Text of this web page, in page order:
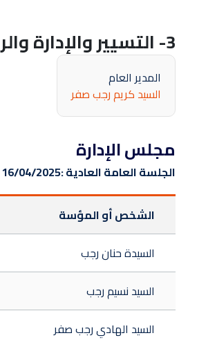
3- التسيير والإدارة والرقابة
المدير العام
السيد كريم رجب صفر
مجلس الإدارة
الجلسة العامة العادية :16/04/2025
الشخص أو المؤسة
السيدة حنان رجب
السيد نسيم رجب
السيد الهادي رجب صفر